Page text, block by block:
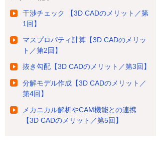
干渉チェック 【3D CADのメリット／第
1回】
マスプロパティ計算【3D CADのメリッ
ト／第2回】
抜き勾配【3D CADのメリット／第3回】
分解モデル作成【3D CADのメリット／
第4回】
メカニカル解析やCAM機能との連携
【3D CADのメリット／第5回】